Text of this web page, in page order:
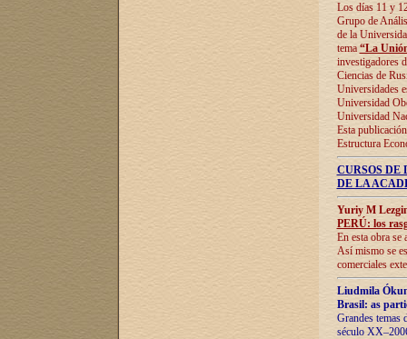
Los días 11 y
Grupo de
de la
tema “La
investigadores
Ciencias de
Universidades
Universidad
Universidad
Esta
Estructura
CURSOS
DE LA
Yuriy M
PERÚ: los
En esta obra se
Así mismo se
comerciales
Liudmila
Brasil: as
Grandes temas
século